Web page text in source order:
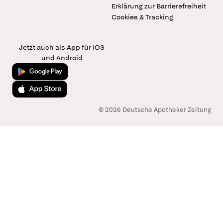
Erklärung zur Barrierefreiheit
Cookies & Tracking
Jetzt auch als App für iOS
und Android
Jetzt bei Google Play
Laden im App Store
© 2026 Deutsche Apotheker Zeitung